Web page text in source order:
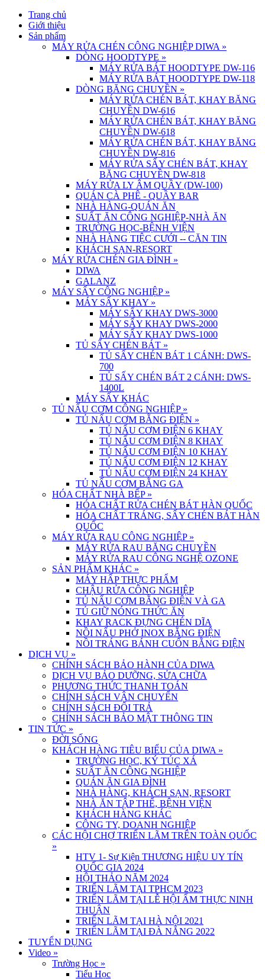
Trang chủ
Giới thiệu
Sản phẩm
MÁY RỬA CHÉN CÔNG NGHIỆP DIWA »
DÒNG HOODTYPE »
MÁY RỬA BÁT HOODTYPE DW-116
MÁY RỬA BÁT HOODTYPE DW-118
DÒNG BĂNG CHUYỀN »
MÁY RỬA CHÉN BÁT, KHAY BĂNG
CHUYỀN DW-616
MÁY RỬA CHÉN BÁT, KHAY BĂNG
CHUYỀN DW-618
MÁY RỬA CHÉN BÁT, KHAY BĂNG
CHUYỀN DW-816
MÁY RỬA SẤY CHÉN BÁT, KHAY
BĂNG CHUYỀN DW-818
MÁY RỬA LY ÂM QUẦY (DW-100)
QUÁN CÀ PHÊ - QUẦY BAR
NHÀ HÀNG-QUÁN ĂN
SUẤT ĂN CÔNG NGHIỆP-NHÀ ĂN
TRƯỜNG HỌC-BỆNH VIỆN
NHÀ HÀNG TIỆC CƯỚI -- CĂN TIN
KHÁCH SẠN-RESORT
MÁY RỬA CHÉN GIA ĐÌNH »
DIWA
GALANZ
MÁY SẤY CÔNG NGHIỆP »
MÁY SẤY KHAY »
MÁY SẤY KHAY DWS-3000
MÁY SẤY KHAY DWS-2000
MÁY SẤY KHAY DWS-1000
TỦ SẤY CHÉN BÁT »
TỦ SẤY CHÉN BÁT 1 CÁNH: DWS-
700
TỦ SẤY CHÉN BÁT 2 CÁNH: DWS-
1400L
MÁY SẤY KHÁC
TỦ NẤU CƠM CÔNG NGHIỆP »
TỦ NẤU CƠM BẰNG ĐIỆN »
TỦ NẤU CƠM ĐIỆN 6 KHAY
TỦ NẤU CƠM ĐIỆN 8 KHAY
TỦ NẤU CƠM ĐIỆN 10 KHAY
TỦ NẤU CƠM ĐIỆN 12 KHAY
TỦ NẤU CƠM ĐIỆN 24 KHAY
TỦ NẤU CƠM BẰNG GA
HÓA CHẤT NHÀ BẾP »
HÓA CHẤT RỬA CHÉN BÁT HÀN QUỐC
HÓA CHẤT TRÁNG, SẤY CHÉN BÁT HÀN
QUỐC
MÁY RỬA RAU CÔNG NGHIỆP »
MÁY RỬA RAU BĂNG CHUYỀN
MÁY RỬA RAU CÔNG NGHỆ OZONE
SẢN PHẨM KHÁC »
MÁY HẤP THỰC PHẨM
CHẬU RỬA CÔNG NGHIỆP
TỦ NẤU CƠM BẰNG ĐIỆN VÀ GA
TỦ GIỮ NÓNG THỨC ĂN
KHAY RACK ĐỰNG CHÉN DĨA
NỒI NẤU PHỞ INOX BẰNG ĐIỆN
NỒI TRÁNG BÁNH CUỐN BẰNG ĐIỆN
DỊCH VỤ »
CHÍNH SÁCH BẢO HÀNH CỦA DIWA
DỊCH VỤ BẢO DƯỠNG, SỬA CHỮA
PHƯƠNG THỨC THANH TOÁN
CHÍNH SÁCH VẬN CHUYỂN
CHÍNH SÁCH ĐỔI TRẢ
CHÍNH SÁCH BẢO MẬT THÔNG TIN
TIN TỨC »
ĐỜI SỐNG
KHÁCH HÀNG TIÊU BIỂU CỦA DIWA »
TRƯỜNG HỌC, KÝ TÚC XÁ
SUẤT ĂN CÔNG NGHIỆP
QUÁN ĂN GIA ĐÌNH
NHÀ HÀNG, KHÁCH SẠN, RESORT
NHÀ ĂN TẬP THỂ, BỆNH VIỆN
KHÁCH HÀNG KHÁC
CÔNG TY, DOANH NGHIỆP
CÁC HỘI CHỢ TRIỂN LÃM TRÊN TOÀN QUỐC
»
HTV 1- Sự Kiện THƯƠNG HIỆU UY TÍN
QUỐC GIA 2024
HỘI THẢO NĂM 2024
TRIỂN LÃM TẠI TPHCM 2023
TRIỂN LÃM TẠI LỄ HỘI ẨM THỰC NINH
THUẬN
TRIỂN LÃM TẠI HÀ NỘI 2021
TRIỂN LÃM TẠI ĐÀ NẴNG 2022
TUYỂN DỤNG
Video »
Trường Học »
Tiểu Học